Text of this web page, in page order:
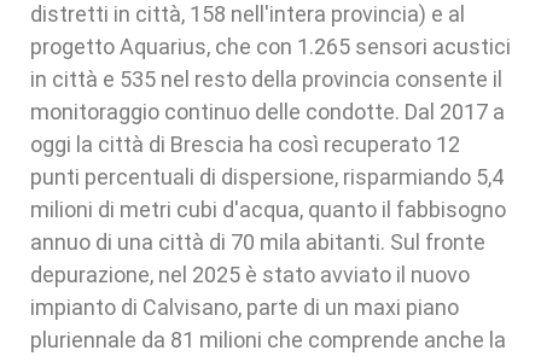
distretti in città, 158 nell'intera provincia) e al
progetto Aquarius, che con 1.265 sensori acustici
in città e 535 nel resto della provincia consente il
monitoraggio continuo delle condotte. Dal 2017 a
oggi la città di Brescia ha così recuperato 12
punti percentuali di dispersione, risparmiando 5,4
milioni di metri cubi d'acqua, quanto il fabbisogno
annuo di una città di 70 mila abitanti. Sul fronte
depurazione, nel 2025 è stato avviato il nuovo
impianto di Calvisano, parte di un maxi piano
pluriennale da 81 milioni che comprende anche la